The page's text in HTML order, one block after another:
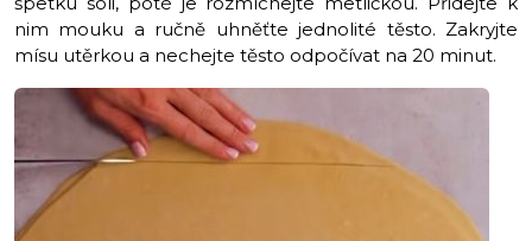
nim mouku a ručně uhněťte jednolité těsto. Zakryjte
mísu utěrkou a nechejte těsto odpočívat na 20 minut.